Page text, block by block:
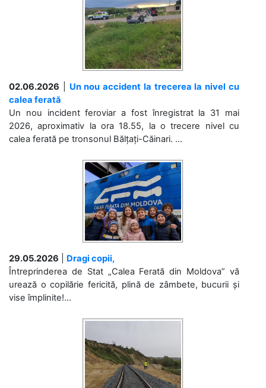
02.06.2026
Un nou accident la trecerea la nivel cu
calea ferată
Un nou incident feroviar a fost înregistrat la 31 mai
2026, aproximativ la ora 18.55, la o trecere nivel cu
calea ferată pe tronsonul Bălțați-Căinari. ...
29.05.2026
Dragi copii,
Întreprinderea de Stat „Calea Ferată din Moldova” vă
urează o copilărie fericită, plină de zâmbete, bucurii și
vise împlinite!...